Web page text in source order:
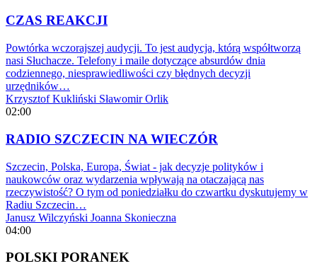
CZAS REAKCJI
Powtórka wczorajszej audycji. To jest audycja, którą współtworzą
nasi Słuchacze. Telefony i maile dotyczące absurdów dnia
codziennego, niesprawiedliwości czy błędnych decyzji
urzędników…
Krzysztof Kukliński Sławomir Orlik
02:00
RADIO SZCZECIN NA WIECZÓR
Szczecin, Polska, Europa, Świat - jak decyzje polityków i
naukowców oraz wydarzenia wpływają na otaczającą nas
rzeczywistość? O tym od poniedziałku do czwartku dyskutujemy w
Radiu Szczecin…
Janusz Wilczyński Joanna Skonieczna
04:00
POLSKI PORANEK